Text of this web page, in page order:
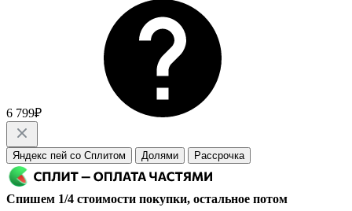
6 799₽
Яндекс пей со Сплитом Долями Рассрочка
Спишем 1/4 стоимости покупки, остальное потом